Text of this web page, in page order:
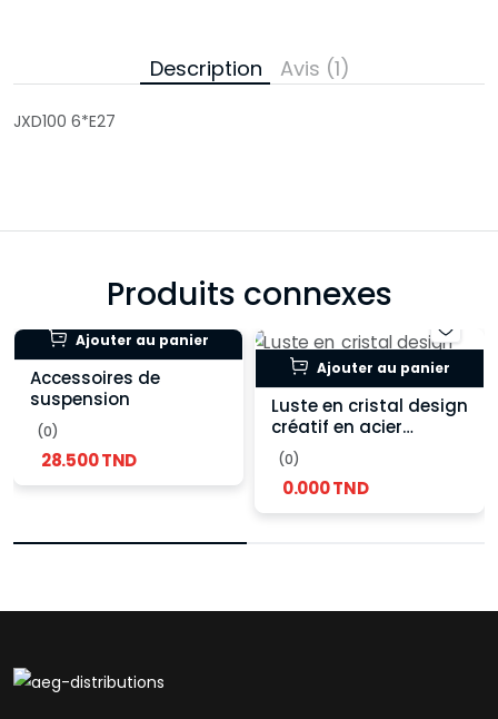
Description Avis (1)
JXD100 6*E27
Produits connexes
Ajouter au panier
Accessoires de
suspension
(0)
28.500 TND
Ajouter au panier
Luste en cristal design
créatif en acier
inoxydable
(0)
0.000 TND